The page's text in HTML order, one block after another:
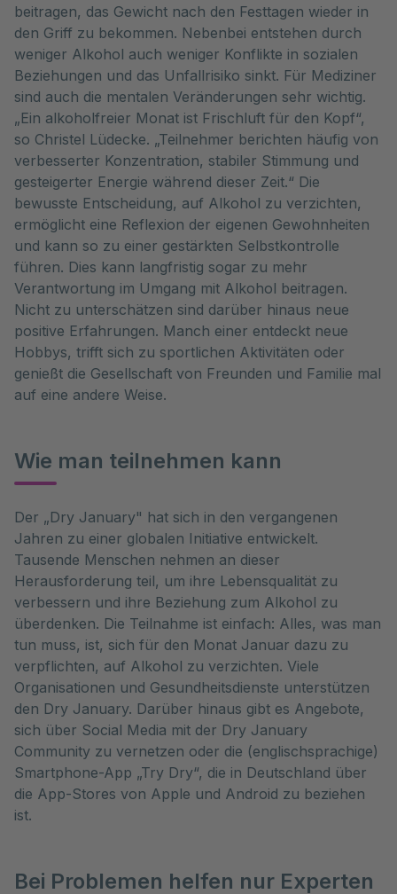
beitragen, das Gewicht nach den Festtagen wieder in
den Griff zu bekommen. Nebenbei entstehen durch
weniger Alkohol auch weniger Konflikte in sozialen
Beziehungen und das Unfallrisiko sinkt. Für Mediziner
sind auch die mentalen Veränderungen sehr wichtig.
„Ein alkoholfreier Monat ist Frischluft für den Kopf“,
so Christel Lüdecke. „Teilnehmer berichten häufig von
verbesserter Konzentration, stabiler Stimmung und
gesteigerter Energie während dieser Zeit.“ Die
bewusste Entscheidung, auf Alkohol zu verzichten,
ermöglicht eine Reflexion der eigenen Gewohnheiten
und kann so zu einer gestärkten Selbstkontrolle
führen. Dies kann langfristig sogar zu mehr
Verantwortung im Umgang mit Alkohol beitragen.
Nicht zu unterschätzen sind darüber hinaus neue
positive Erfahrungen. Manch einer entdeckt neue
Hobbys, trifft sich zu sportlichen Aktivitäten oder
genießt die Gesellschaft von Freunden und Familie mal
auf eine andere Weise.
Wie man teilnehmen kann
Der „Dry January" hat sich in den vergangenen
Jahren zu einer globalen Initiative entwickelt.
Tausende Menschen nehmen an dieser
Herausforderung teil, um ihre Lebensqualität zu
verbessern und ihre Beziehung zum Alkohol zu
überdenken. Die Teilnahme ist einfach: Alles, was man
tun muss, ist, sich für den Monat Januar dazu zu
verpflichten, auf Alkohol zu verzichten. Viele
Organisationen und Gesundheitsdienste unterstützen
den Dry January. Darüber hinaus gibt es Angebote,
sich über Social Media mit der Dry January
Community zu vernetzen oder die (englischsprachige)
Smartphone-App „Try Dry“, die in Deutschland über
die App-Stores von Apple und Android zu beziehen
ist.
Bei Problemen helfen nur Experten